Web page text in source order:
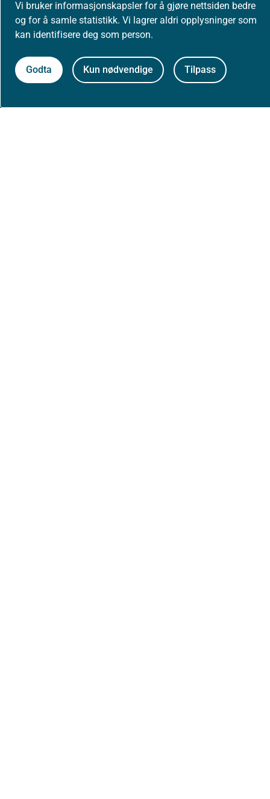
Vi bruker informasjonskapsler for å gjøre nettsiden bedre
og for å samle statistikk. Vi lagrer aldri opplysninger som
kan identifisere deg som person.
Godta Kun nødvendige Tilpass
Om Helsedirektoratet